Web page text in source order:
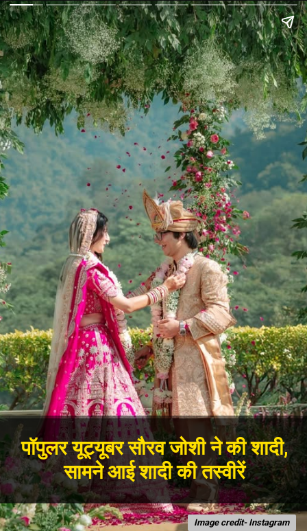
पॉपुलर यूट्यूबर सौरव जोशी ने की शादी,
सामने आई शादी की तस्वीरें
Image credit- Instagram